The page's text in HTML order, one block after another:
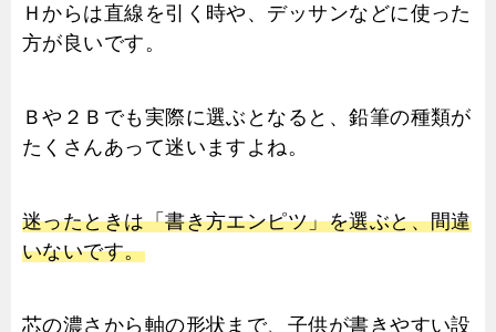
Ｈからは直線を引く時や、デッサンなどに使った
方が良いです。
Ｂや２Ｂでも実際に選ぶとなると、鉛筆の種類が
たくさんあって迷いますよね。
迷ったときは「書き方エンピツ」を選ぶと、間違
いないです。
芯の濃さから軸の形状まで、子供が書きやすい設